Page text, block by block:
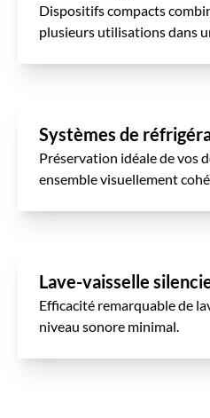
Dispositifs compacts
plusieurs utilisations dans
Systèmes de
Préservation idéale de vos
ensemble visuellement
Lave-vaisselle
Efficacité remarquable de
niveau sonore minimal.